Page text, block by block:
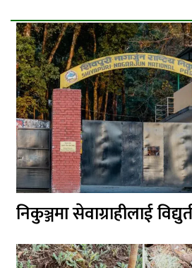
निकुञ्जमा सेवाग्राहीलाई